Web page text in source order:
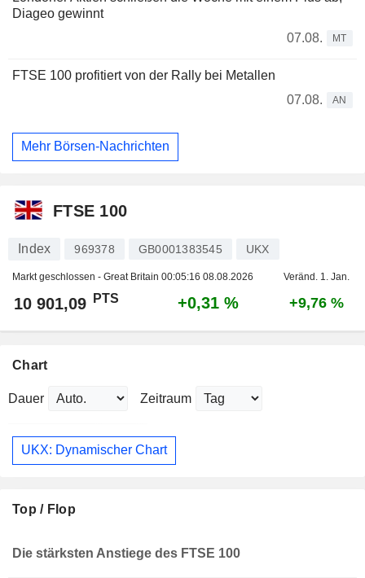
Diageo gewinnt
07.08.
MT
FTSE 100 profitiert von der Rally bei Metallen
07.08.
AN
Mehr Börsen-Nachrichten
FTSE 100
Index 969378 GB0001383545 UKX
Markt geschlossen - Great Britain 00:05:16 08.08.2026 Veränd. 1. Jan.
10 901,09 PTS +0,31 % +9,76 %
Chart
Dauer Zeitraum
UKX: Dynamischer Chart
Top / Flop
Die stärksten Anstiege des FTSE 100